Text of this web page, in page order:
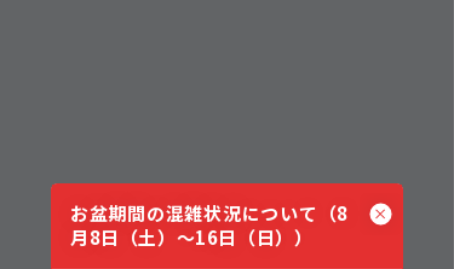
お盆期間の混雑状況について（8
月8日（土）～16日（日））